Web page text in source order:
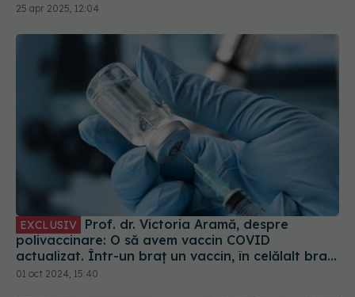
25 apr 2025, 12:04
EXCLUSIV
polivaccinare: O să avem vaccin COVID
actualizat. Într-un braț un vaccin, în celălalt braț
alt vaccin, în coapsă al treilea
01 oct 2024, 15:40